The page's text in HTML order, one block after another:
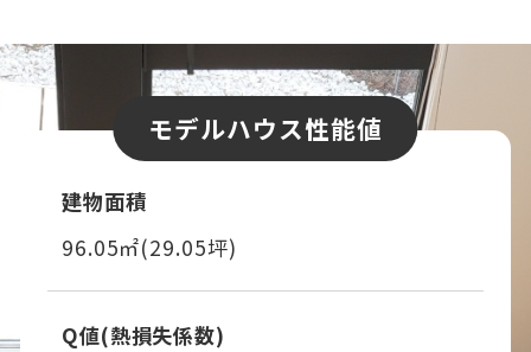
モデルハウス性能値
建物面積
96.05㎡(29.05坪)
Q値(熱損失係数)